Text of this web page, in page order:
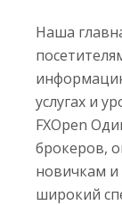
Наша
услугах и
FXOpen
брокеров,
новичкам и
широкий